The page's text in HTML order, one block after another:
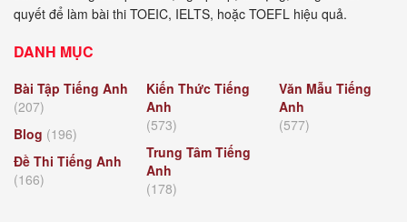
quyết để làm bài thi TOEIC, IELTS, hoặc TOEFL hiệu quả.
DANH MỤC
Bài Tập Tiếng Anh
(207)
Blog (196)
Đề Thi Tiếng Anh
(166)
Kiến Thức Tiếng
Anh
(573)
Trung Tâm Tiếng
Anh
(178)
Văn Mẫu Tiếng
Anh
(577)